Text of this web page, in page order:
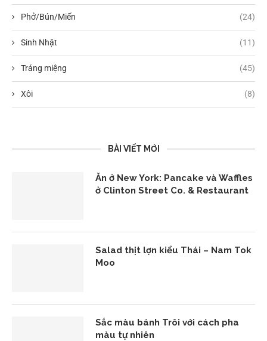
Phở/Bún/Miến (24)
Sinh Nhật (11)
Tráng miệng (45)
Xôi (8)
BÀI VIẾT MỚI
Ăn ở New York: Pancake và Waffles
ở Clinton Street Co. & Restaurant
Salad thịt lợn kiểu Thái – Nam Tok
Moo
Sắc màu bánh Trôi với cách pha
màu tự nhiên